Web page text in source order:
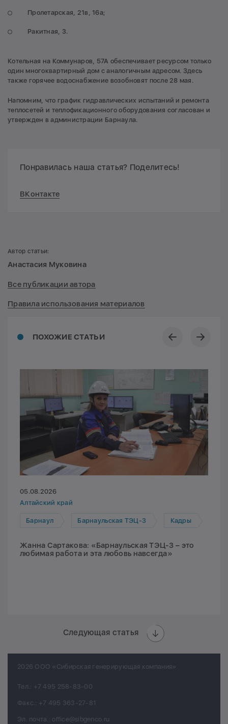
Пролетарская, 21в, 16а;
Ракитная, 3.
Котельная на Коммунаров, 57А обеспечивает ресурсом только
один многоквартирный дом с аналогичным адресом. Здесь
также горячее водоснабжение возобновят после 28 мая.
Напомним, что график гидравлических испытаний и ремонта
теплосетей и теплофикационного оборудования согласован и
утвержден в администрации Барнаула.
Понравилась наша статья? Поделитесь!
ВКонтакте
ПОХОЖИЕ СТАТЬИ
05.08.2026
Алтайский край
Барнаул Барнаульская ТЭЦ-3 Кадры
Жанна Сартакова: «Барнаульская ТЭЦ-3 – это
любимая работа и эта любовь навсегда»
Следующая статья
Автор статьи:
Анастасия Муковина
Все публикации автора
Правила использования материалов
2026 ООО «Сибирская генерирующая компания»
Тел.: +7 495 258-83-00
Факс.: +7 495 363-27-81
Эл. почта.: office@sibgenco.ru